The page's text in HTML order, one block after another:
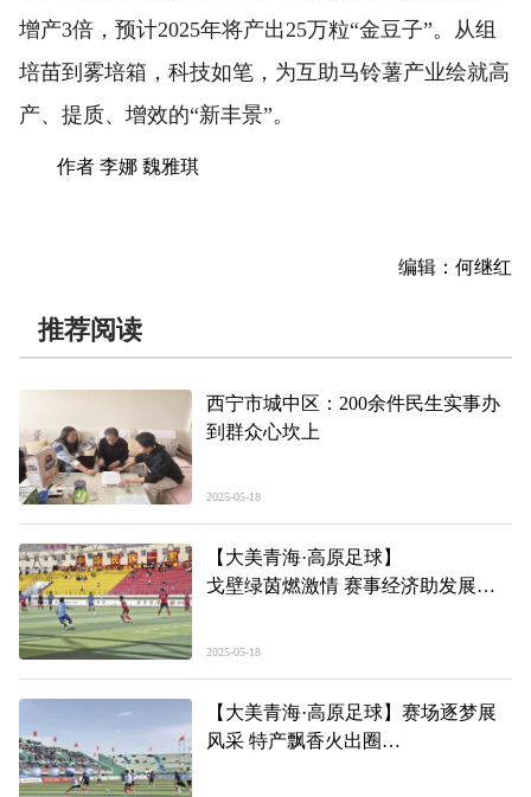
增产3倍，预计2025年将产出25万粒“金豆子”。从组
培苗到雾培箱，科技如笔，为互助马铃薯产业绘就高
产、提质、增效的“新丰景”。
作者 李娜 魏雅琪
编辑：何继红
推荐阅读
西宁市城中区：200余件民生实事办
到群众心坎上
2025-05-18
【大美青海·高原足球】
戈壁绿茵燃激情 赛事经济助发展
2025-05-18
【大美青海·高原足球】赛场逐梦展
风采 特产飘香火出圈